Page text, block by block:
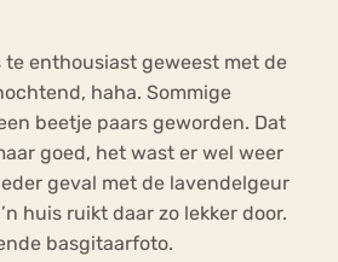
te enthousiast geweest met de
haha. Sommige
beetje paars geworden. Dat
goed, het wast er wel weer
geval met de lavendelgeur
huis ruikt daar zo lekker door.
basgitaarfoto.